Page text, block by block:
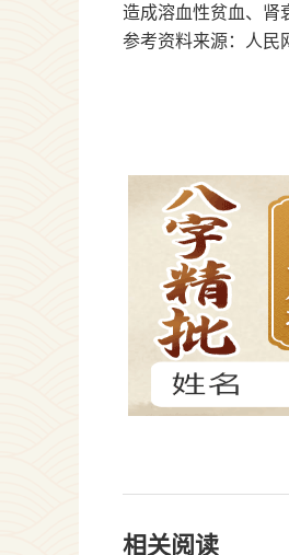
造成溶血性贫血、肾
参考资料来源：人民
相关阅读